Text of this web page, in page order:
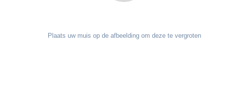
Plaats uw muis op de afbeelding om deze te vergroten